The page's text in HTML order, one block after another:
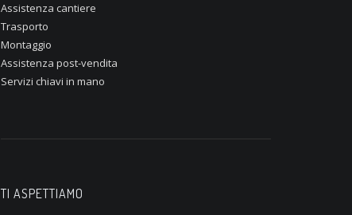
Assistenza cantiere
Trasporto
Montaggio
Assistenza post-vendita
Servizi chiavi in mano
TI ASPETTIAMO